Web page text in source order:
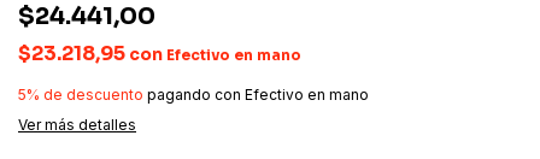
$24.441,00
$23.218,95 con Efectivo en mano
5% de descuento pagando con Efectivo en mano
Ver más detalles